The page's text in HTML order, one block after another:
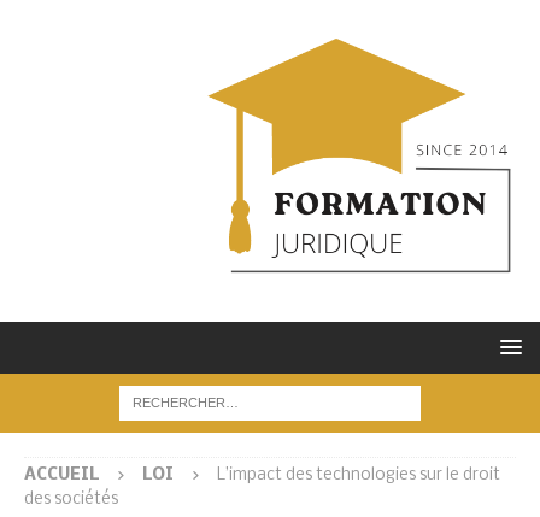
ACCUEIL LOI
L’impact des technologies sur le droit
des sociétés